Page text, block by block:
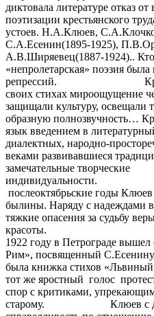
диктовала литературе отказ
поэтизации крестьянского
устоев. Н.А.Клюев,
С.А.Есенин(1895-1925),
А.В.Ширяевец(1887-1924)..
«непролетарская» поэзия
репрессий.
своих стихах мироощущение
защищали культуру, освещали
образную полнозвучность…
язык введением в
диалектных, народно-
веками развивавшиеся
замечательные творческие
послеоктябрьские годы
былины. Наряду с надеждами
тяжкие опасения за судьбу
1922 году в Петрограде
Рим», посвященный
была книжка стихов
тот же яростный голос
спор с критиками,
старому. Клюев с